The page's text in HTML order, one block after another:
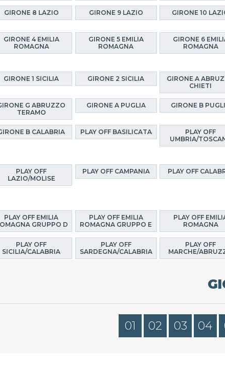
GIRONE 8 LAZIO GIRONE 9 LAZIO GIRONE 10
GIRONE 4 EMILIA
ROMAGNA
GIRONE 5 EMILIA
ROMAGNA
GIRONE 6
ROMAGNA
GIRONE 1 SICILIA GIRONE 2 SICILIA
GIRONE A
CHIETI
G ABRUZZO
TERAMO
GIRONE A PUGLIA GIRONE B
B CALABRIA PLAY OFF BASILICATA
PLAY OFF
UMBRIA/
PLAY OFF
LAZIO/MOLISE
PLAY OFF CAMPANIA PLAY OFF
PLAY OFF EMILIA
GRUPPO D
PLAY OFF EMILIA
ROMAGNA GRUPPO E
PLAY OFF
ROMAGNA
PLAY OFF
SICILIA/CALABRIA
PLAY OFF
SARDEGNA/CALABRIA
PLAY OFF
MARCHE/
01 02 03 04